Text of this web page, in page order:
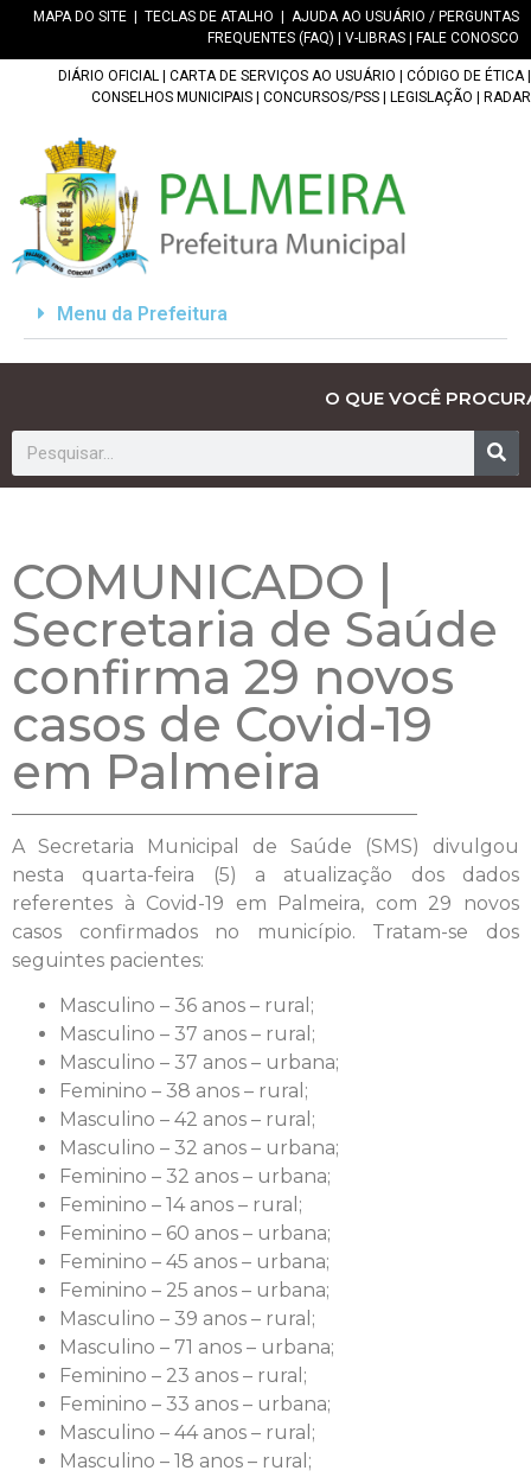
MAPA DO SITE TECLAS DE ATALHO
AJUDA AO USUÁRIO / PERGUNTAS
FREQUENTES (FAQ)
V-LIBRAS FALE CONOSCO
DIÁRIO OFICIAL CARTA DE SERVIÇOS AO USUÁRIO CÓDIGO DE ÉTICA|
CONSELHOS MUNICIPAIS
CONCURSOS/PSS LEGISLAÇÃO RADAR
Menu da Prefeitura
O QUE VOCÊ
COMUNICADO |
Secretaria de Saúde
confirma 29 novos
casos de Covid-19
em Palmeira
A Secretaria Municipal de Saúde (SMS) divulgou
nesta quarta-feira (5) a atualização dos dados
referentes à Covid-19 em Palmeira, com 29 novos
casos confirmados no município. Tratam-se dos
seguintes pacientes:
Masculino – 36 anos – rural;
Masculino – 37 anos – rural;
Masculino – 37 anos – urbana;
Feminino – 38 anos – rural;
Masculino – 42 anos – rural;
Masculino – 32 anos – urbana;
Feminino – 32 anos – urbana;
Feminino – 14 anos – rural;
Feminino – 60 anos – urbana;
Feminino – 45 anos – urbana;
Feminino – 25 anos – urbana;
Masculino – 39 anos – rural;
Masculino – 71 anos – urbana;
Feminino – 23 anos – rural;
Feminino – 33 anos – urbana;
Masculino – 44 anos – rural;
Masculino – 18 anos – rural;